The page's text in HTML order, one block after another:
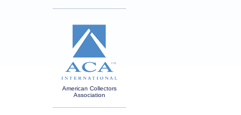
American Collectors
Association